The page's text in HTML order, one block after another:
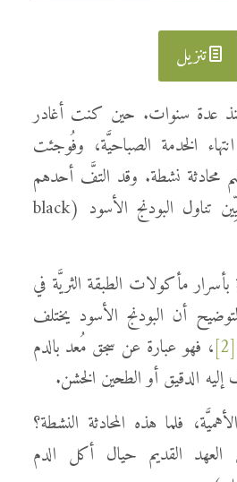
تنزيل
عدة سنوات. حين كنت أغادر
الخدمة الصباحيَّة، وفُوجئت
محادثة نشطة. وقد التفَّ أحدهم
وسألني: "أيحل للمسيحيِّين تناول البودنج الأسود (black
مأكولات الطبقة الثريَّة في
أن البودنج الأسود يختلف
[2] ، فهو عبارة عن سجق مُعد بالدم
الدقيق أو الطحين الخشن.
فلما هذه المحادثة النشطة؟
القديم حيال أكل الدم